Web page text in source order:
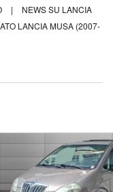
|
NEWS SU LANCIA
LANCIA MUSA (2007-